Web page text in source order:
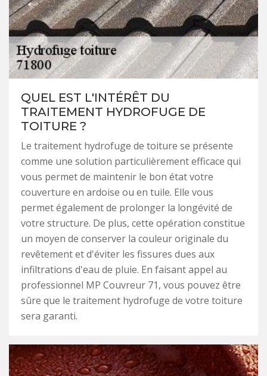
QUEL EST L'INTÉRÊT DU
TRAITEMENT HYDROFUGE DE
TOITURE ?
Le traitement hydrofuge de toiture se présente
comme une solution particulièrement efficace qui
vous permet de maintenir le bon état votre
couverture en ardoise ou en tuile. Elle vous
permet également de prolonger la longévité de
votre structure. De plus, cette opération constitue
un moyen de conserver la couleur originale du
revêtement et d'éviter les fissures dues aux
infiltrations d'eau de pluie. En faisant appel au
professionnel MP Couvreur 71, vous pouvez être
sûre que le traitement hydrofuge de votre toiture
sera garanti.